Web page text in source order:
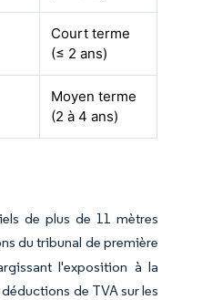
Court terme
(≤ 2 ans)
Moyen terme
(2 à 4 ans)
de plus de 11 mètres
du tribunal de première
l'exposition à la
de TVA sur les